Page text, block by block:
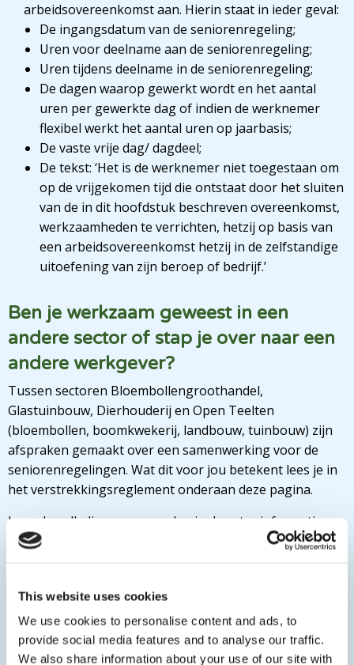
This website uses cookies
We use cookies to personalise content and ads, to
provide social media features and to analyse our traffic.
We also share information about your use of our site with
arbeidsovereenkomst aan. Hierin staat in ieder geval:
De ingangsdatum van de seniorenregeling;
Uren voor deelname aan de seniorenregeling;
Uren tijdens deelname in de seniorenregeling;
De dagen waarop gewerkt wordt en het aantal
uren per gewerkte dag of indien de werknemer
flexibel werkt het aantal uren op jaarbasis;
De vaste vrije dag/ dagdeel;
De tekst: ‘Het is de werknemer niet toegestaan om
op de vrijgekomen tijd die ontstaat door het sluiten
van de in dit hoofdstuk beschreven overeenkomst,
werkzaamheden te verrichten, hetzij op basis van
een arbeidsovereenkomst hetzij in de zelfstandige
uitoefening van zijn beroep of bedrijf.’
Ben je werkzaam geweest in een
andere sector of stap je over naar een
andere werkgever?
Tussen sectoren Bloembollengroothandel,
Glastuinbouw, Dierhouderij en Open Teelten
(bloembollen, boomkwekerij, landbouw, tuinbouw) zijn
afspraken gemaakt over een samenwerking voor de
seniorenregelingen. Wat dit voor jou betekent lees je in
het verstrekkingsreglement onderaan deze pagina.
Lees de volledige voorwaarden in de extra informatie
hieronder.
Extra informatie
Reglement Seniorenregeling Open Teelten t/m 30-
06-2026